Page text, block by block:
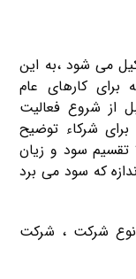
می شود ،به این
برای کارهای عام
از شروع فعالیت
شرکاء توضیح
سود و زیان
که سود می برد
به نوع شرکت ، شرکت